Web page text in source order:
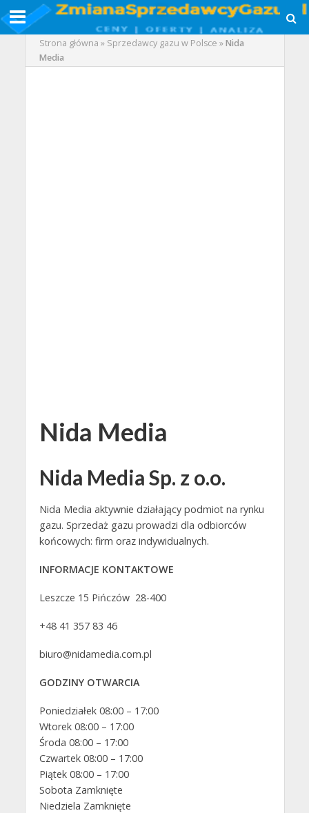
Strona główna » Sprzedawcy gazu w Polsce »Nida
Media
Nida Media
Nida Media Sp. z o.o.
Nida Media aktywnie działający podmiot na rynku
gazu. Sprzedaż gazu prowadzi dla odbiorców
końcowych: firm oraz indywidualnych.
INFORMACJE KONTAKTOWE
Leszcze 15 Pińczów 28-400
+48 41 357 83 46
biuro@nidamedia.com.pl
GODZINY OTWARCIA
Poniedziałek 08:00 – 17:00
Wtorek 08:00 – 17:00
Środa 08:00 – 17:00
Czwartek 08:00 – 17:00
Piątek 08:00 – 17:00
Sobota Zamknięte
Niedziela Zamknięte